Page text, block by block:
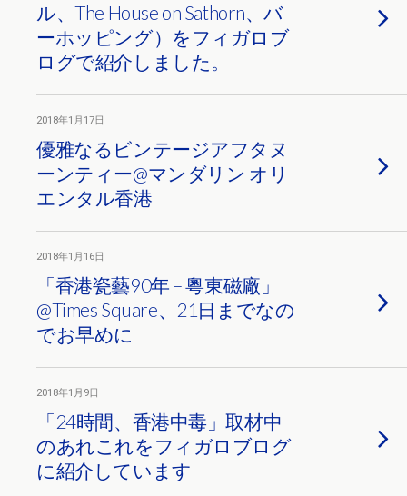
ル、The House on Sathorn、バ
ーホッピング）をフィガロブ
ログで紹介しました。
2018年1月17日
優雅なるビンテージアフタヌ
ーンティー@マンダリン オリ
エンタル香港
2018年1月16日
「香港瓷藝90年 – 粵東磁廠」
@Times Square、21日までなの
でお早めに
2018年1月9日
「24時間、香港中毒」取材中
のあれこれをフィガロブログ
に紹介しています